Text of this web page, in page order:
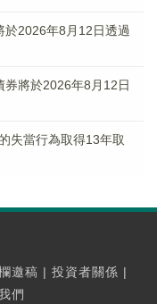
於2026年8月12日透過
券將於2026年8月12日
失當行為取得13年取
邀稿 | 投資者關係 |
們